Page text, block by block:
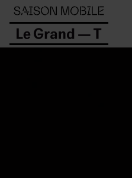
Panneau de gestion des cookies